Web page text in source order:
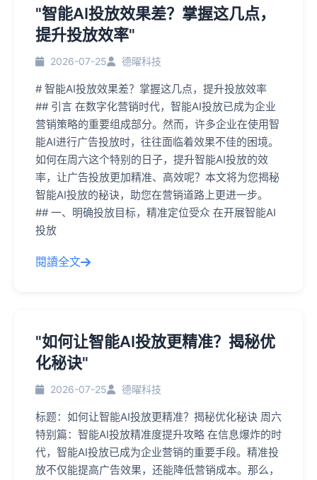
"智能AI投放效果差？掌握这几点，
提升投放效率"
2026-07-25 德曜科技
# 智能AI投放效果差？掌握这几点，提升投放效率
## 引言 在数字化营销时代，智能AI投放已成为企业
营销策略的重要组成部分。然而，许多企业在使用智
能AI进行广告投放时，往往面临着效果不佳的困境。
如何在周六这个特别的日子，提升智能AI投放的效
率，让广告投放更加精准、高效呢？本文将为您揭秘
智能AI投放的秘诀，助您在营销道路上更进一步。
## 一、明确投放目标，精准定位受众 在开展智能AI
投放
閱讀全文
"如何让智能AI投放更精准？揭秘优
化秘诀"
2026-07-25 德曜科技
标题：如何让智能AI投放更精准？揭秘优化秘诀 周六
特别篇：智能AI投放精准度提升攻略 在信息爆炸的时
代，智能AI投放已成为企业营销的重要手段。精准投
放不仅能提高广告效果，还能降低营销成本。那么，